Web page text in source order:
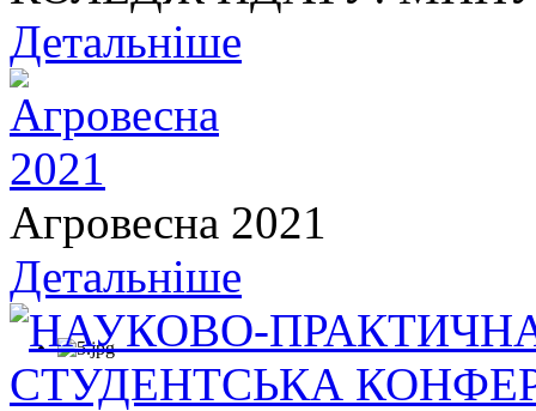
Детальніше
Агровесна 2021
Детальніше